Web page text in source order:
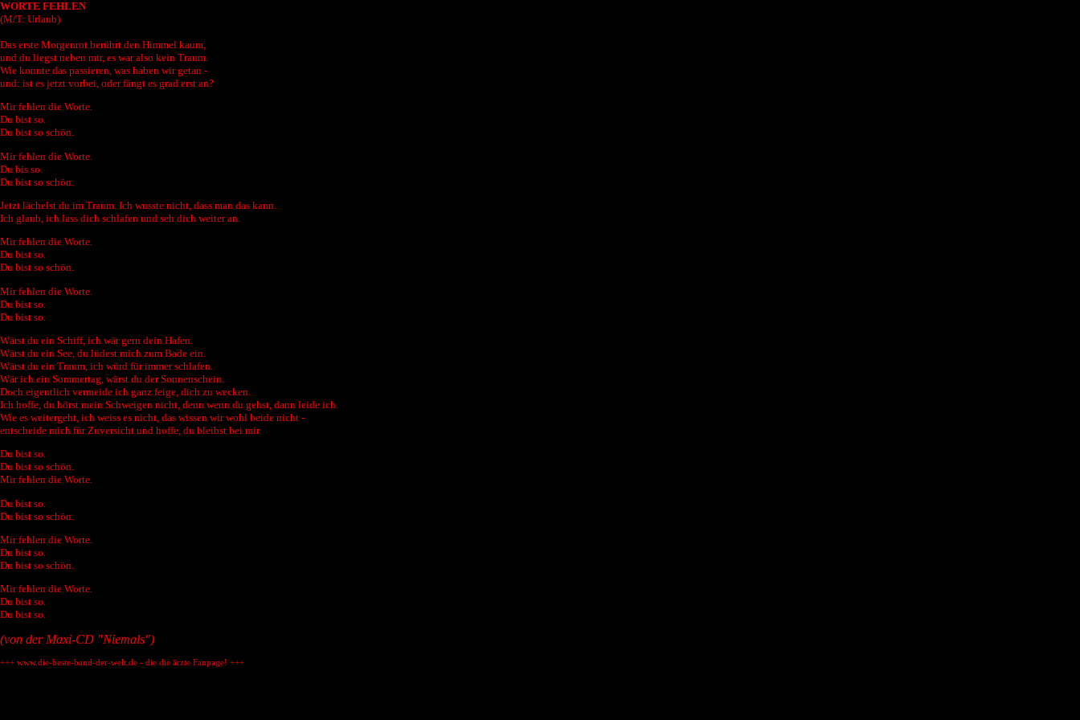
WORTE FEHLEN
(M/T: Urlaub)
Das erste Morgenrot berührt den Himmel kaum,
und du liegst neben mir, es war also kein Traum.
Wie konnte das passieren, was haben wir getan -
und: ist es jetzt vorbei, oder fängt es grad erst an?
Mir fehlen die Worte.
Du bist so.
Du bist so schön.
Mir fehlen die Worte.
Du bis so.
Du bist so schön.
Jetzt lächelst du im Traum. Ich wusste nicht, dass man das kann.
Ich glaub, ich lass dich schlafen und seh dich weiter an.
Mir fehlen die Worte.
Du bist so.
Du bist so schön.
Mir fehlen die Worte.
Du bist so.
Du bist so.
Wärst du ein Schiff, ich wär gern dein Hafen.
Wärst du ein See, du lüdest mich zum Bade ein.
Wärst du ein Traum, ich würd für immer schlafen.
Wär ich ein Sommertag, wärst du der Sonnenschein.
Doch eigentlich vermeide ich ganz feige, dich zu wecken.
Ich hoffe, du hörst mein Schweigen nicht, denn wenn du gehst, dann leide ich.
Wie es weitergeht, ich weiss es nicht, das wissen wir wohl beide nicht -
entscheide mich für Zuversicht und hoffe, du bleibst bei mir.
Du bist so.
Du bist so schön.
Mir fehlen die Worte.
Du bist so.
Du bist so schön.
Mir fehlen die Worte.
Du bist so.
Du bist so schön.
Mir fehlen die Worte.
Du bist so.
Du bist so.
(von der Maxi-CD "Niemals")
+++ www.die-beste-band-der-welt.de - die die ärzte Fanpage! +++